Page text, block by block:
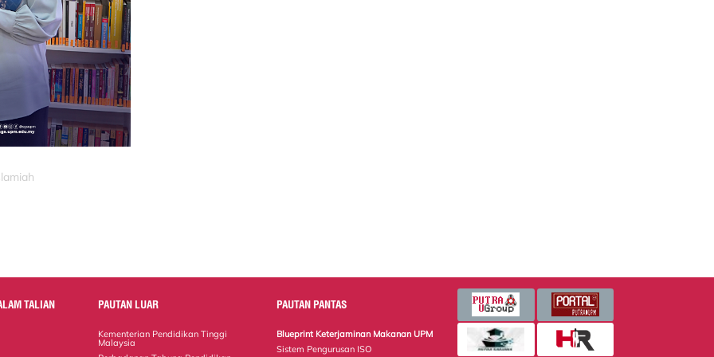
TALIAN PAUTAN LUAR
Kementerian Pendidikan Tinggi
Malaysia
PAUTAN PANTAS
Blueprint Keterjaminan Makanan UPM
Sistem Pengurusan ISO